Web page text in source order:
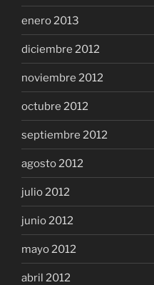
enero 2013
diciembre 2012
noviembre 2012
octubre 2012
septiembre 2012
agosto 2012
julio 2012
junio 2012
mayo 2012
abril 2012